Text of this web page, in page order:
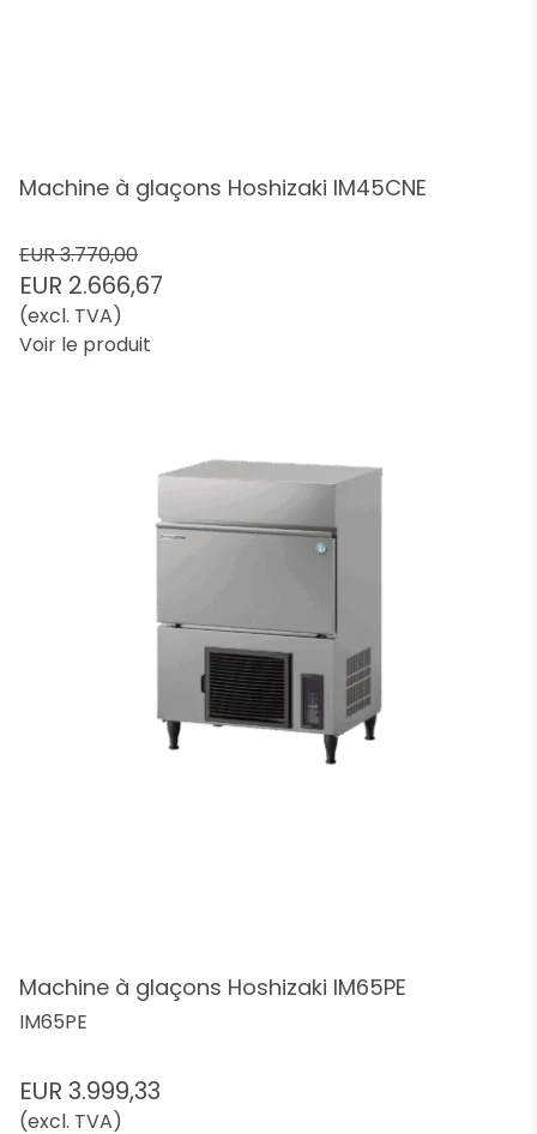
Machine à glaçons Hoshizaki IM45CNE
EUR 3.770,00
EUR 2.666,67
(excl. TVA)
Voir le produit
Machine à glaçons Hoshizaki IM65PE
IM65PE
EUR 3.999,33
(excl. TVA)